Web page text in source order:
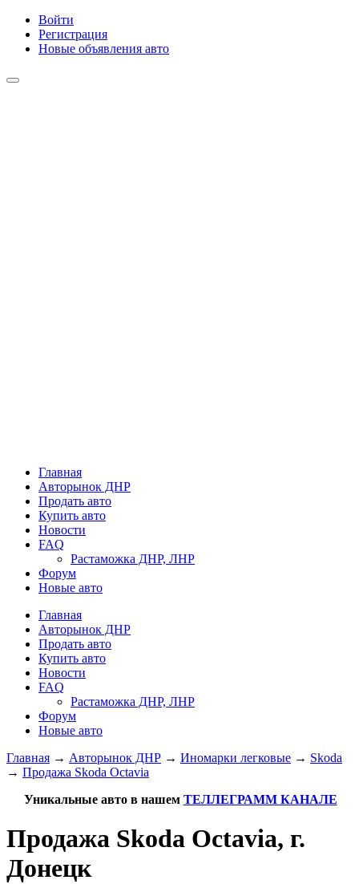
Войти
Регистрация
Новые объявления авто
Главная
Авторынок ДНР
Продать авто
Купить авто
Новости
FAQ
Растаможка ДНР, ЛНР
Форум
Новые авто
Главная
Авторынок ДНР
Продать авто
Купить авто
Новости
FAQ
Растаможка ДНР, ЛНР
Форум
Новые авто
Главная → Авторынок ДНР → Иномарки легковые → Skoda
→ Продажа Skoda Octavia
Уникальные авто в нашем ТЕЛЛЕГРАММ КАНАЛЕ
Продажа Skoda Octavia, г.
Донецк